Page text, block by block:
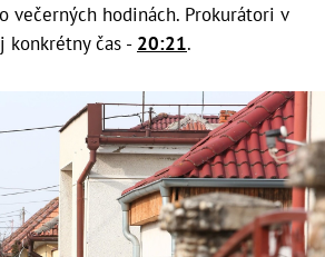
večerných hodinách. Prokurátori v
konkrétny čas - 20:21.